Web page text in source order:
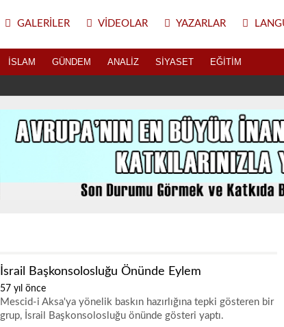
GALERILER VIDEOLAR YAZARLAR
İSLAM GÜNDEM ANALIZ SIYASET EĞITIM
İsrail Başkonsolosluğu Önünde Eylem
57 yıl önce
Mescid-i Aksa'ya yönelik baskın hazırlığına tepki gösteren bir
grup, İsrail Başkonsolosluğu önünde gösteri yaptı.